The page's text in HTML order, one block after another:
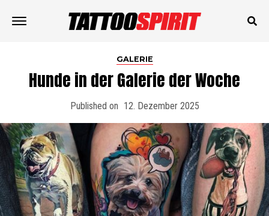
GALERIE
Hunde in der Galerie der Woche
Published on 12. Dezember 2025